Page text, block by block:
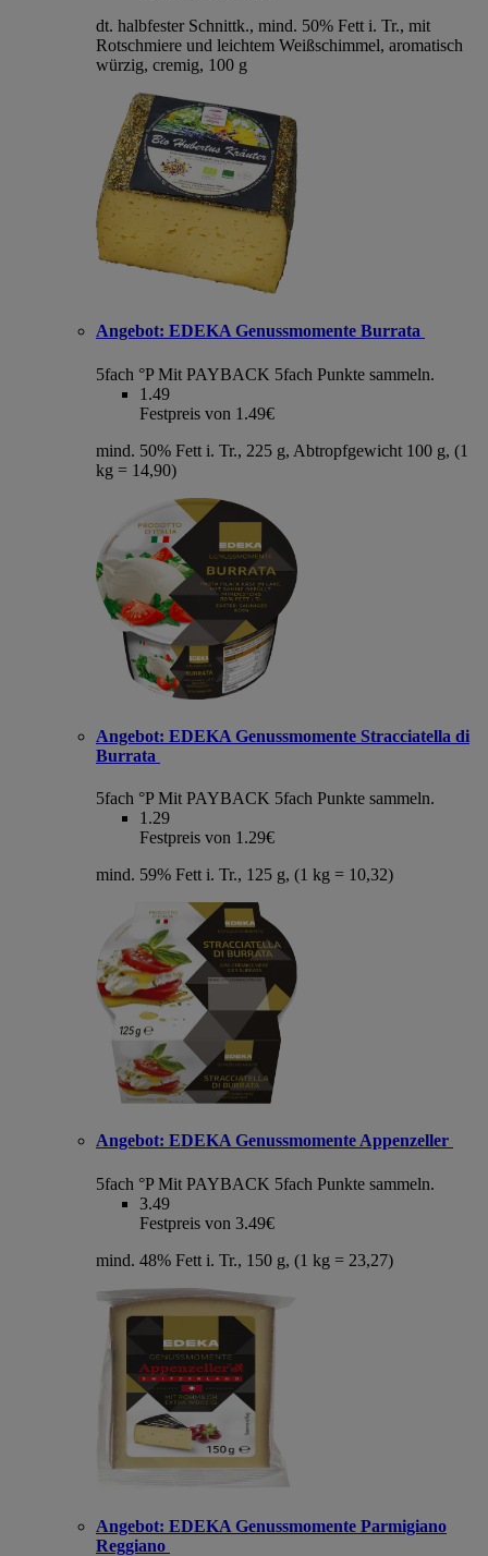
dt. halbfester Schnittk., mind. 50% Fett i. Tr., mit
Rotschmiere und leichtem Weißschimmel, aromatisch
würzig, cremig, 100 g
Angebot: EDEKA Genussmomente Burrata
5fach °P Mit PAYBACK 5fach Punkte sammeln.
1.49
Festpreis von 1.49€
mind. 50% Fett i. Tr., 225 g, Abtropfgewicht 100 g, (1
kg = 14,90)
Angebot: EDEKA Genussmomente Stracciatella di
Burrata
5fach °P Mit PAYBACK 5fach Punkte sammeln.
1.29
Festpreis von 1.29€
mind. 59% Fett i. Tr., 125 g, (1 kg = 10,32)
Angebot: EDEKA Genussmomente Appenzeller
5fach °P Mit PAYBACK 5fach Punkte sammeln.
3.49
Festpreis von 3.49€
mind. 48% Fett i. Tr., 150 g, (1 kg = 23,27)
Angebot: EDEKA Genussmomente Parmigiano
Reggiano